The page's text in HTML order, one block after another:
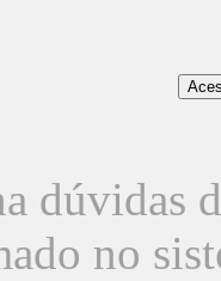
dúvidas
no